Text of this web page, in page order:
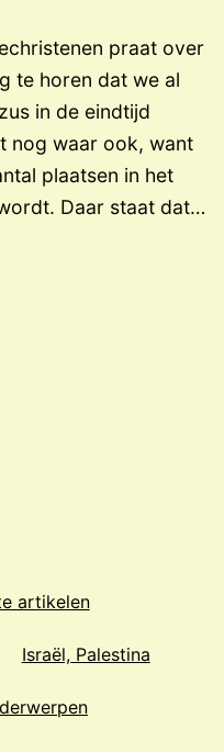
praat over
te horen dat we al
in de eindtijd
nog waar ook, want
plaatsen in het
Daar staat dat…
artikelen
Israël, Palestina